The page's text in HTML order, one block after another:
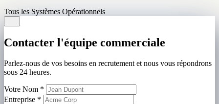
Tous les Systèmes Opérationnels
Contacter l'équipe commerciale
Parlez-nous de vos besoins en recrutement et nous vous répondrons
sous 24 heures.
Votre Nom *
Entreprise *